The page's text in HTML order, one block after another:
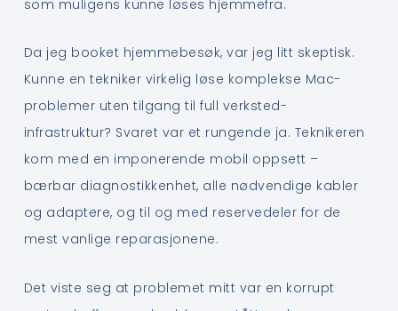
som muligens kunne løses hjemmefra.
Da jeg booket hjemmebesøk, var jeg litt skeptisk.
Kunne en tekniker virkelig løse komplekse Mac-
problemer uten tilgang til full verksted-
infrastruktur? Svaret var et rungende ja. Teknikeren
kom med en imponerende mobil oppsett –
bærbar diagnostikkenhet, alle nødvendige kabler
og adaptere, og til og med reservedeler for de
mest vanlige reparasjonene.
Det viste seg at problemet mitt var en korrupt